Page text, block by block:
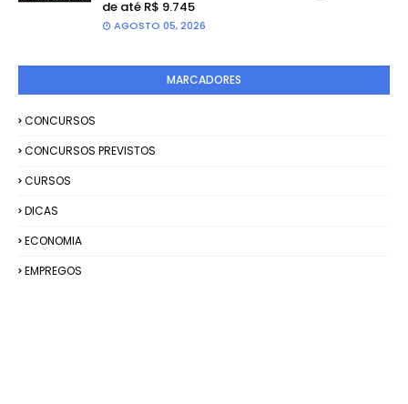
de até R$ 9.745
AGOSTO 05, 2026
MARCADORES
CONCURSOS
CONCURSOS PREVISTOS
CURSOS
DICAS
ECONOMIA
EMPREGOS